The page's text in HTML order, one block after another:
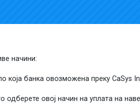
начини:
која банка овозможена преку CaSys
одберете овој начин на уплата на